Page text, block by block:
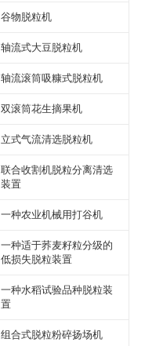
谷物脱粒机
轴流式大豆脱粒机
轴流滚筒吸糠式脱粒机
双滚筒花生摘果机
立式气流清选脱粒机
联合收割机脱粒分离清选
装置
一种农业机械用打谷机
一种适于荞麦籽粒分级的
低损失脱粒装置
一种水稻试验品种脱粒装
置
组合式脱粒粉碎扬场机